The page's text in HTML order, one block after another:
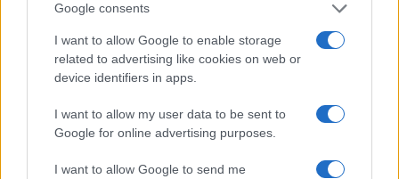
Google consents
I want to allow Google to enable storage
related to advertising like cookies on web or
device identifiers in apps.
I want to allow my user data to be sent to
Google for online advertising purposes.
I want to allow Google to send me
I nostri cari
Giovannimaria Cabras